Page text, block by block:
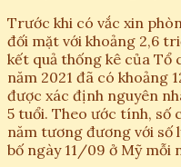
Trước khi có vắc xin
đối mặt với khoảng 2,6
kết quả thống kê của Tổ
năm 2021 đã có khoảng
được xác định nguyên
5 tuổi. Theo ước tính, số
năm tương đương với số
bố ngày 11/09 ở Mỹ mỗi